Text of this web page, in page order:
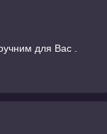
для Вас .